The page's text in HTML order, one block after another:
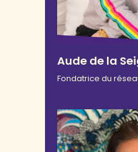
Aude de la
Fondatrice du